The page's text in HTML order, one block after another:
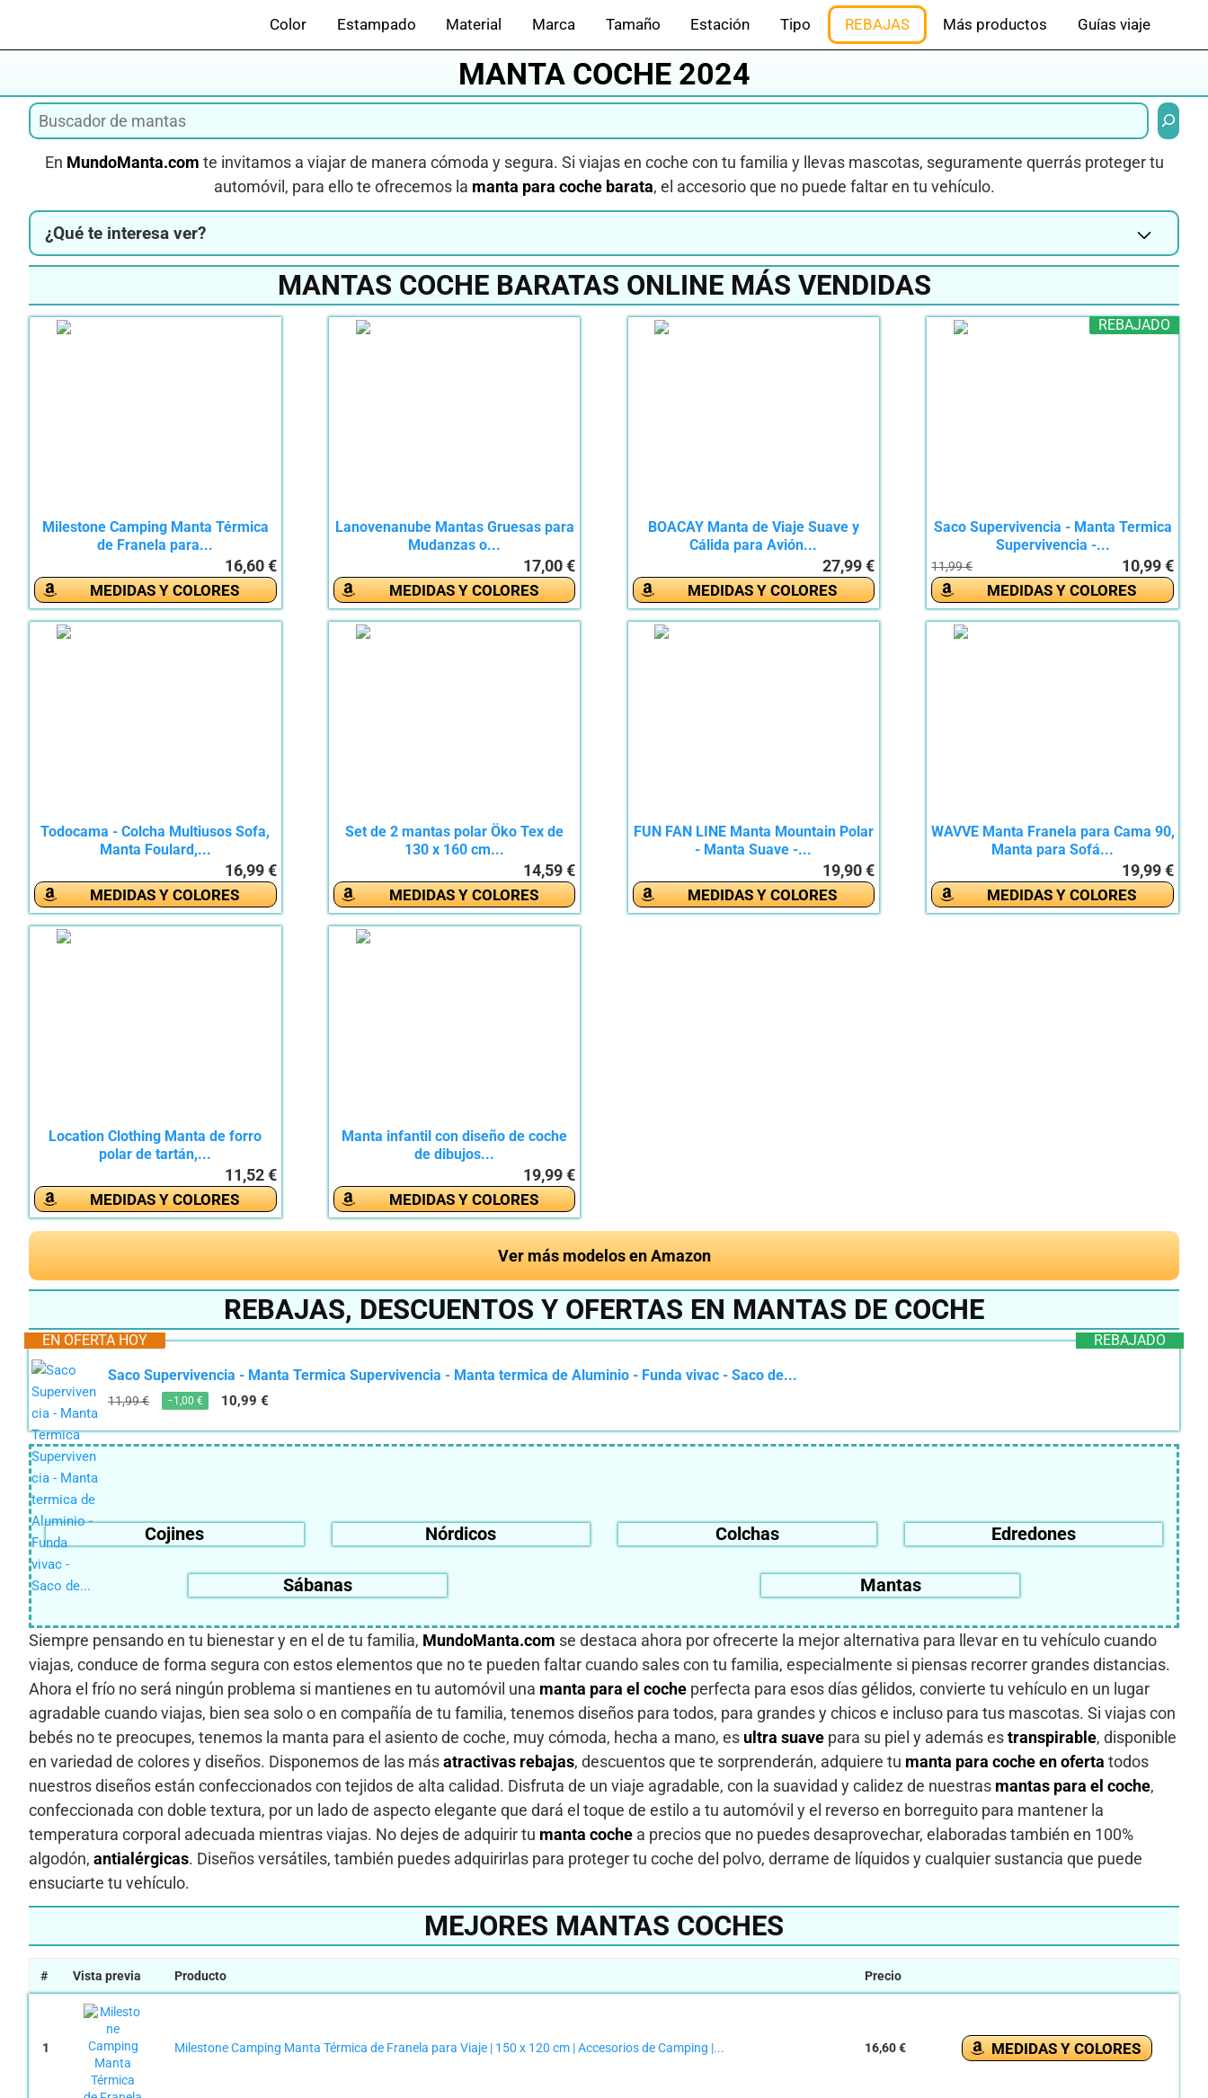
contenido
Color Estampado Material Marca Tamaño Estación Tipo REBAJAS Más productos Guías viaje
MANTA COCHE 2024
Buscar
En MundoManta.com te invitamos a viajar de manera cómoda y segura. Si viajas en coche con tu familia y llevas mascotas, seguramente querrás proteger tu
automóvil, para ello te ofrecemos la manta para coche barata, el accesorio que no puede faltar en tu vehículo.
¿Qué te interesa ver?
MANTAS COCHE BARATAS ONLINE MÁS VENDIDAS
Milestone Camping Manta Térmica
de Franela para...
16,60 €
MEDIDAS Y COLORES
Lanovenanube Mantas Gruesas para
Mudanzas o...
17,00 €
MEDIDAS Y COLORES
BOACAY Manta de Viaje Suave y
Cálida para Avión...
27,99 €
MEDIDAS Y COLORES
REBAJADO
Saco Supervivencia - Manta Termica
Supervivencia -...
11,99 € 10,99 €
MEDIDAS Y COLORES
Todocama - Colcha Multiusos Sofa,
Manta Foulard,...
16,99 €
MEDIDAS Y COLORES
Set de 2 mantas polar Öko Tex de
130 x 160 cm...
14,59 €
MEDIDAS Y COLORES
FUN FAN LINE Manta Mountain Polar
- Manta Suave -...
19,90 €
MEDIDAS Y COLORES
WAVVE Manta Franela para Cama 90,
Manta para Sofá...
19,99 €
MEDIDAS Y COLORES
Location Clothing Manta de forro
polar de tartán,...
11,52 €
MEDIDAS Y COLORES
Manta infantil con diseño de coche
de dibujos...
19,99 €
MEDIDAS Y COLORES
Ver más modelos en Amazon
REBAJAS, DESCUENTOS Y OFERTAS EN MANTAS DE COCHE
REBAJADO
EN OFERTA HOY
Saco Supervivencia - Manta Termica Supervivencia - Manta termica de Aluminio - Funda vivac - Saco de...
11,99 € −1,00 € 10,99 €
Cojines Nórdicos Colchas Edredones
Sábanas Mantas
Siempre pensando en tu bienestar y en el de tu familia, MundoManta.com se destaca ahora por ofrecerte la mejor alternativa para llevar en tu vehículo cuando
viajas, conduce de forma segura con estos elementos que no te pueden faltar cuando sales con tu familia, especialmente si piensas recorrer grandes distancias.
Ahora el frío no será ningún problema si mantienes en tu automóvil una manta para el coche perfecta para esos días gélidos, convierte tu vehículo en un lugar
agradable cuando viajas, bien sea solo o en compañía de tu familia, tenemos diseños para todos, para grandes y chicos e incluso para tus mascotas. Si viajas con
bebés no te preocupes, tenemos la manta para el asiento de coche, muy cómoda, hecha a mano, es ultra suave para su piel y además estranspirable, disponible
en variedad de colores y diseños. Disponemos de las másatractivas rebajas, descuentos que te sorprenderán, adquiere tu manta para coche en oferta todos
nuestros diseños están confeccionados con tejidos de alta calidad. Disfruta de un viaje agradable, con la suavidad y calidez de nuestras mantas para el coche,
confeccionada con doble textura, por un lado de aspecto elegante que dará el toque de estilo a tu automóvil y el reverso en borreguito para mantener la
temperatura corporal adecuada mientras viajas. No dejes de adquirir tu manta coche a precios que no puedes desaprovechar, elaboradas también en 100%
algodón, antialérgicas. Diseños versátiles, también puedes adquirirlas para proteger tu coche del polvo, derrame de líquidos y cualquier sustancia que puede
ensuciarte tu vehículo.
MEJORES MANTAS COCHES
# Vista previa Producto Precio
1 Milestone Camping Manta Térmica de Franela para Viaje | 150 x 120 cm | Accesorios de Camping |... 16,60 € MEDIDAS Y COLORES